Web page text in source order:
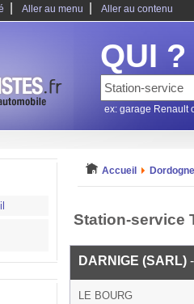
Aller au menu Aller au contenu
QUI ?
ex: garage Renault
Accueil Dordogne
Station-service
DARNIGE (SARL)
LE BOURG